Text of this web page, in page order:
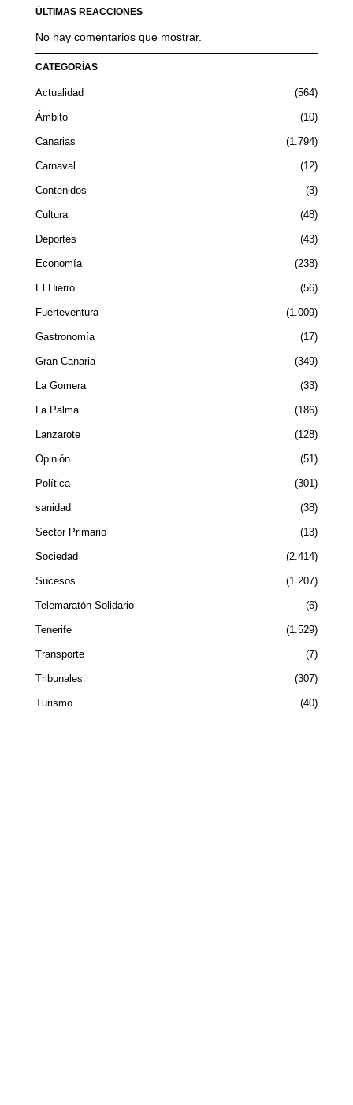
ÚLTIMAS REACCIONES
No hay comentarios que mostrar.
CATEGORÍAS
Actualidad 564
Ámbito 10
Canarias 1.794
Carnaval 12
Contenidos 3
Cultura 48
Deportes 43
Economía 238
El Hierro 56
Fuerteventura 1.009
Gastronomía 17
Gran Canaria 349
La Gomera 33
La Palma 186
Lanzarote 128
Opinión 51
Política 301
sanidad 38
Sector Primario 13
Sociedad 2.414
Sucesos 1.207
Telemaratón Solidario 6
Tenerife 1.529
Transporte 7
Tribunales 307
Turismo 40